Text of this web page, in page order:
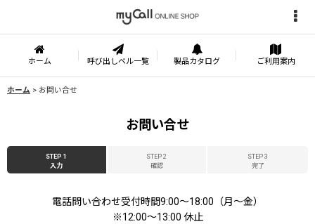
ホーム 呼び出しベル一覧 製品カタログ ご利用案内
ホーム > お問い合せ
お問い合せ
STEP 1
入力
STEP 2
確認
STEP 3
完了
電話問い合わせ受付時間9:00〜18:00（月〜金）
※12:00〜13:00 休止